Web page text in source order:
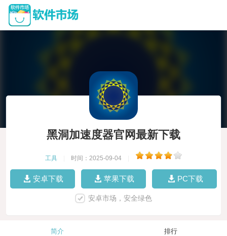
黑洞加速度器官网最新下载
工具 时间：2025-09-04
安卓下载 苹果下载 PC下载
安卓市场，安全绿色
简介 排行